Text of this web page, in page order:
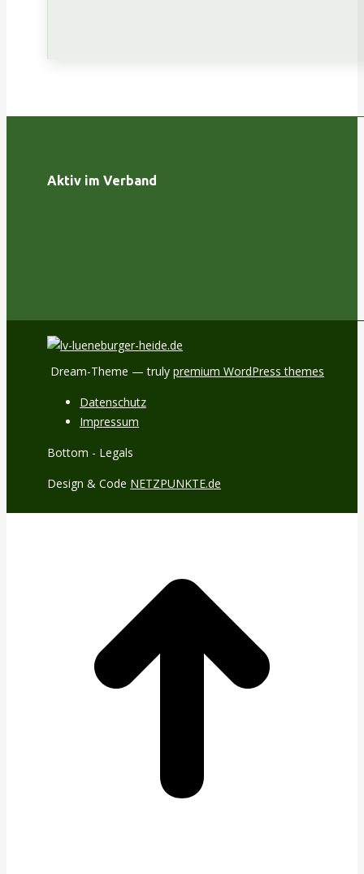
Aktiv im Verband
Dream-Theme — truly premium WordPress themes
Datenschutz
Impressum
Bottom - Legals
Design & Code NETZPUNKTE.de